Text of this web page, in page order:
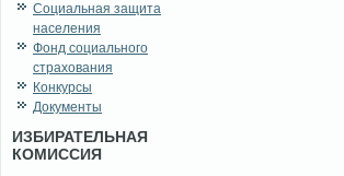
Социальная защита
населения
Фонд социального
страхования
Конкурсы
Документы
ИЗБИРАТЕЛЬНАЯ
КОМИССИЯ